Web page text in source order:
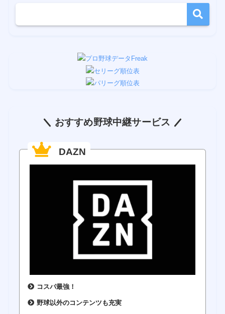
おすすめ野球中継サービス
DAZN
コスパ最強！
野球以外のコンテンツも充実